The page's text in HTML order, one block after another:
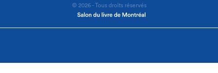
© 2026 - Tous droits réservés